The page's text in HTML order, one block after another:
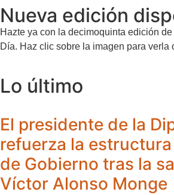
Nueva edición
Hazte ya con la decimoquinta edición de
Día. Haz clic sobre la imagen para verla
Lo último
El presidente de la
refuerza la
de Gobierno tras la
Víctor Alonso Monge